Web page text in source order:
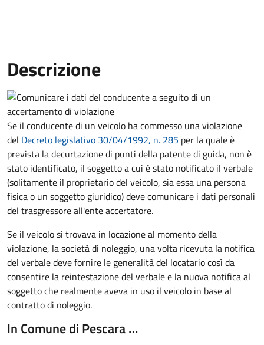
Descrizione
Se il conducente di un veicolo ha commesso una violazione
del Decreto legislativo 30/04/1992, n. 285 per la quale è
prevista la decurtazione di punti della patente di guida, non è
stato identificato, il soggetto a cui è stato notificato il verbale
(solitamente il proprietario del veicolo, sia essa una persona
fisica o un soggetto giuridico) deve comunicare i dati personali
del trasgressore all'ente accertatore.
Se il veicolo si trovava in locazione al momento della
violazione, la società di noleggio, una volta ricevuta la notifica
del verbale deve fornire le generalità del locatario così da
consentire la reintestazione del verbale e la nuova notifica al
soggetto che realmente aveva in uso il veicolo in base al
contratto di noleggio.
In Comune di Pescara …